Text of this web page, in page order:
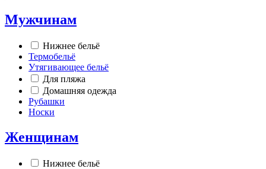
Мужчинам
Нижнее бельё
Термобельё
Утягивающее бельё
Для пляжа
Домашняя одежда
Рубашки
Носки
Женщинам
Нижнее бельё